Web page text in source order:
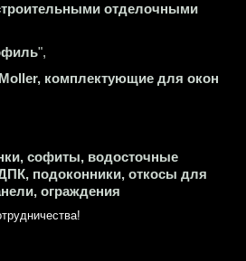
отделочными
",
Moller, комплектующие для окон
софиты, водосточные
подоконники, откосы для
ограждения